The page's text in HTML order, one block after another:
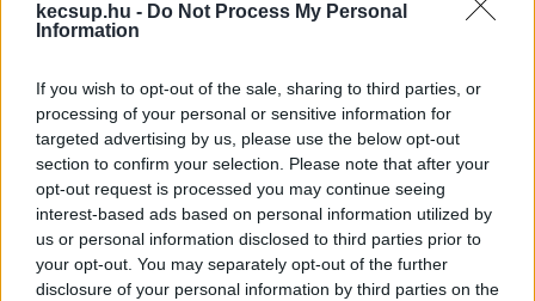
kecsup.hu - Do Not Process My Personal
Information
If you wish to opt-out of the sale, sharing to third parties, or
processing of your personal or sensitive information for
targeted advertising by us, please use the below opt-out
section to confirm your selection. Please note that after your
opt-out request is processed you may continue seeing
interest-based ads based on personal information utilized by
us or personal information disclosed to third parties prior to
your opt-out. You may separately opt-out of the further
disclosure of your personal information by third parties on the
Az tehát világossá vált, hogy a bajai
gyerekotthon egykori lakói között kellett a
forrást megtalálni. Az egyik lakó, K. Péter
személyére szűkült a keresés, de a férfi 2011-
ben öngyilkos lett. Az egykor a környezetében